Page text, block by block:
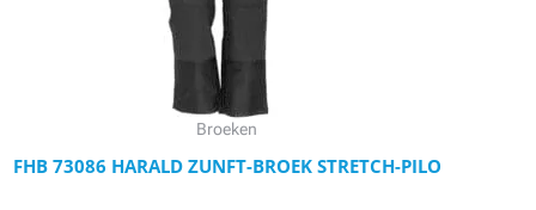
Broeken
FHB 73086 HARALD ZUNFT-BROEK STRETCH-PILO
optie
gekozen
worden